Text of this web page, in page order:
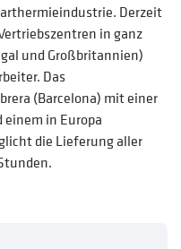
Derzeit
in ganz
und Großbritannien)
Das
(Barcelona) mit einer
einem in Europa
die Lieferung aller